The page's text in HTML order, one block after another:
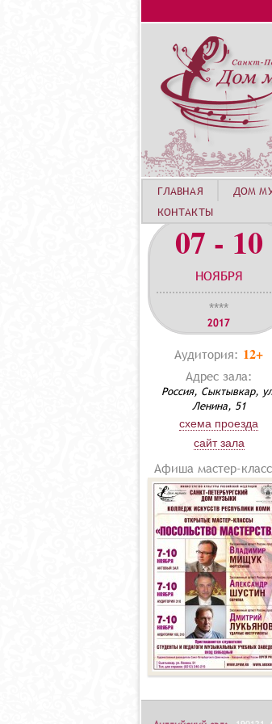
КОНЦЕРТ УЧАСТНИКОВ ЛЕТНЕЙ
07 - 10
НОЯБРЯ
****
2017
Аудитория: 12+
Адрес зала:
Россия, Сыктывкар,
Ленина, 51
схема проезда
сайт зала
Афиша мастер-
ГЛАВНАЯ ДОМ
КОНТАКТЫ